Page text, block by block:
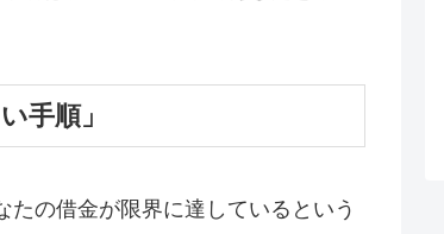
手順」
の借金が限界に達しているという